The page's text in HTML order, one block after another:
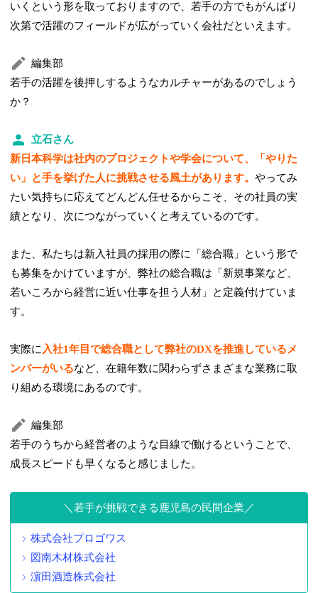
いくという形を取っておりますので、若手の方でもがんばり
次第で活躍のフィールドが広がっていく会社だといえます。
編集部
若手の活躍を後押しするようなカルチャーがあるのでしょう
か？
立石さん
新日本科学は社内のプロジェクトや学会について、「やりた
い」と手を挙げた人に挑戦させる風土があります。やってみ
たい気持ちに応えてどんどん任せるからこそ、その社員の実
績となり、次につながっていくと考えているのです。
また、私たちは新入社員の採用の際に「総合職」という形で
も募集をかけていますが、弊社の総合職は「新規事業など、
若いころから経営に近い仕事を担う人材」と定義付けていま
す。
実際に 入社1年目で総合職として弊社のDXを推進しているメ
ンバーがいるなど、在籍年数に関わらずさまざまな業務に取
り組める環境にあるのです。
編集部
若手のうちから経営者のような目線で働けるということで、
成長スピードも早くなると感じました。
若手が挑戦できる鹿児島の民間企業
株式会社プロゴワス
図南木材株式会社
濵田酒造株式会社